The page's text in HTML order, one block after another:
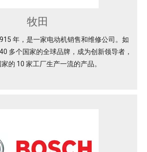
牧田
年，是一家电动机销售和维修公司。如
多个国家的全球品牌，成为创新领导者，
的 10 家工厂生产一流的产品。